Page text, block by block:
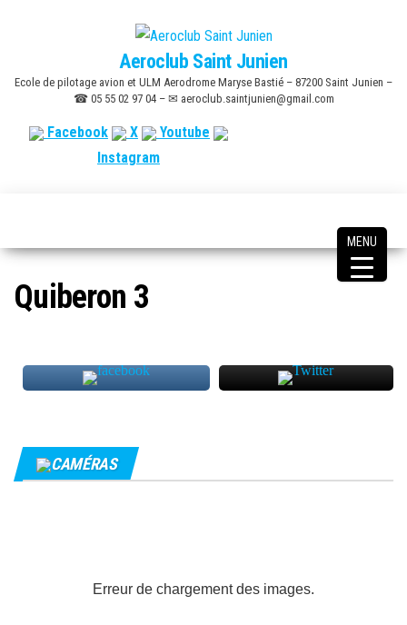
content
Aeroclub Saint Junien
Ecole de pilotage avion et ULM Aerodrome Maryse Bastié – 87200 Saint Junien –
☎ 05 55 02 97 04 – ✉ aeroclub.saintjunien@gmail.com
Facebook X
Youtube
Instagram
Quiberon 3
CAMÉRAS
Erreur de chargement des images.
MENU